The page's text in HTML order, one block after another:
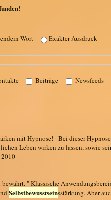
Wort Exakter Ausdruck
Beiträge Newsfeeds
mit Hypnose! Bei dieser
Leben wirken zu lassen, sowie
2010
bewährt. " Klassische
Selbstbewusstseinsstärkung. Aber